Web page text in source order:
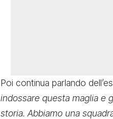
Poi continua parlando
indossare questa maglia e
storia. Abbiamo una